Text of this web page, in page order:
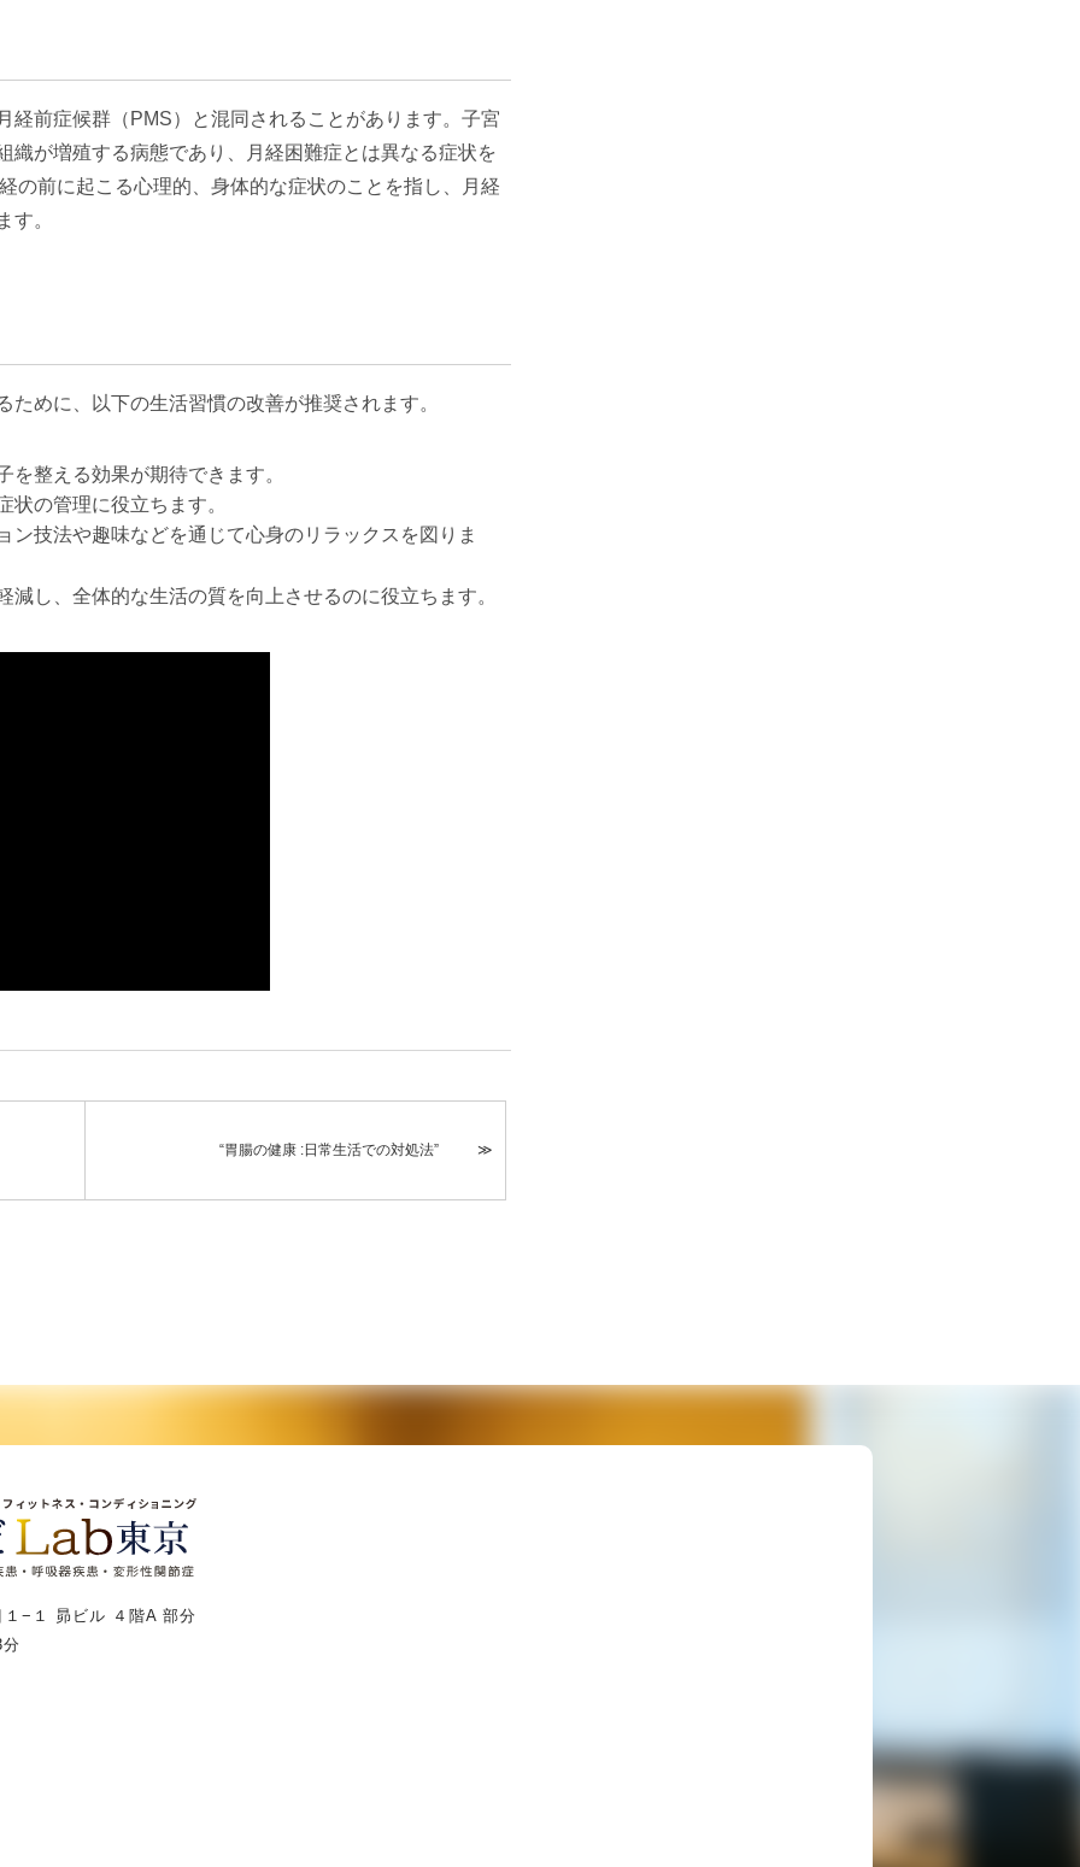
経前症候群（PMS）と混同されることがあります。子宮
織が増殖する病態であり、月経困難症とは異なる症状を
の前に起こる心理的、身体的な症状のことを指し、月経
す​​​​。
めに、以下の生活習慣の改善が推奨されます。
整える効果が期待できます。
状の管理に役立ちます。
ン技法や趣味などを通じて心身のリラックスを図りま
し、全体的な生活の質を向上させるのに役立ちます​​。
“胃腸の健康 :日常生活での対処法”
−１ 昴ビル ４階A 部分